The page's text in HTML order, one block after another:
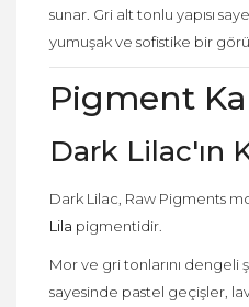
sunar. Gri alt tonlu yapısı
yumuşak ve sofistike bir
Pigment
Dark Lilac'ın
Dark Lilac, Raw Pigments
Lila pigmentidir.
Mor ve gri tonlarını dengeli
sayesinde pastel geçişler,